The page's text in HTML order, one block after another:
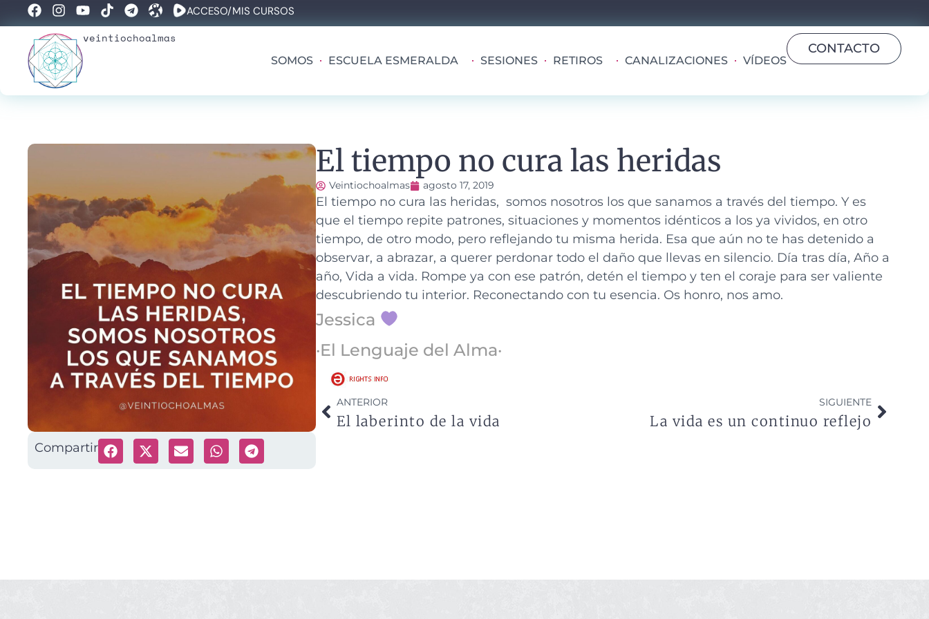
ACCESO/MIS CURSOS
veintiochoalmas
SOMOS ESCUELA ESMERALDA SESIONES RETIROS CANALIZACIONES VÍDEOS
CONTACTO
Compartir
El tiempo no cura las heridas
Veintiochoalmas agosto 17, 2019
El tiempo no cura las heridas, somos nosotros los que sanamos a través del tiempo. Y es
que el tiempo repite patrones, situaciones y momentos idénticos a los ya vividos, en otro
tiempo, de otro modo, pero reflejando tu misma herida. Esa que aún no te has detenido a
observar, a abrazar, a querer perdonar todo el daño que llevas en silencio. Día tras día, Año a
año, Vida a vida. Rompe ya con ese patrón, detén el tiempo y ten el coraje para ser valiente
descubriendo tu interior. Reconectando con tu esencia. Os honro, nos amo.
Jessica
·El Lenguaje del Alma·
ANTERIOR
El laberinto de la vida
SIGUIENTE
La vida es un continuo reflejo